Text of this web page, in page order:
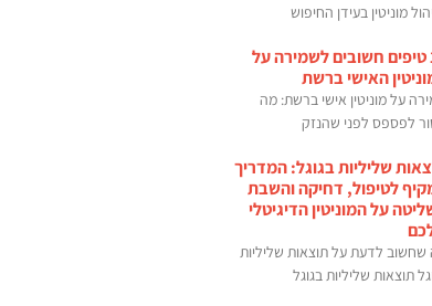
מוניטין בעידן החיפוש
10 טיפים חשובים לשמירה על
האישי ברשת
על מוניטין אישי ברשת: מה
לפספס לפני שהנזק
שליליות בגוגל: המדריך
לטיפול, דחיקה והשבת
על המוניטין הדיגיטלי
לדעת על תוצאות שליליות
תוצאות שליליות בגוגל